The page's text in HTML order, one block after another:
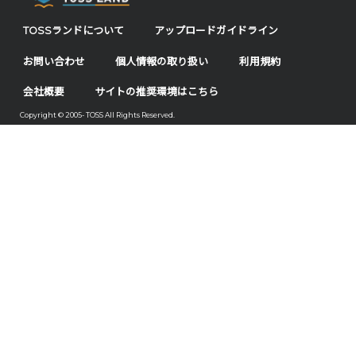
TOSSランドについて アップロードガイドライン
お問い合わせ 個人情報の取り扱い 利用規約
会社概要 サイトの推奨環境はこちら
Copyright © 2005- TOSS All Rights Reserved.